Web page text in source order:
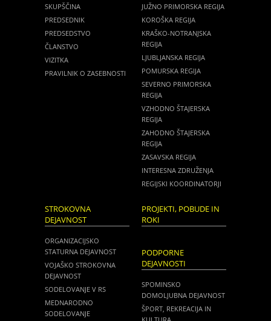
SKUPŠČINA
PREDSEDNIK
PREDSEDSTVO
ČLANSTVO
VIZITKA
PRAVILNIK O ZASEBNOSTI
JUŽNO PRIMORSKA REGIJA
KOROŠKA REGIJA
KRAŠKO-NOTRANJSKA
REGIJA
LJUBLJANSKA REGIJA
POMURSKA REGIJA
SEVERNO PRIMORSKA
REGIJA
VZHODNO ŠTAJERSKA
REGIJA
ZAHODNO ŠTAJERSKA
REGIJA
ZASAVSKA REGIJA
INTERESNA ZDRUŽENJA
REGIJSKI KOORDINATORJI
STROKOVNA
DEJAVNOST
ORGANIZACIJSKO
STATURNA DEJAVNOST
VOJAŠKO STROKOVNA
DEJAVNOST
SODELOVANJE V RS
MEDNARODNO
SODELOVANJE
PROJEKTI, POBUDE IN
ROKI
PODPORNE
DEJAVNOSTI
SPOMINSKO
DOMOLJUBNA DEJAVNOST
ŠPORT, REKREACIJA IN